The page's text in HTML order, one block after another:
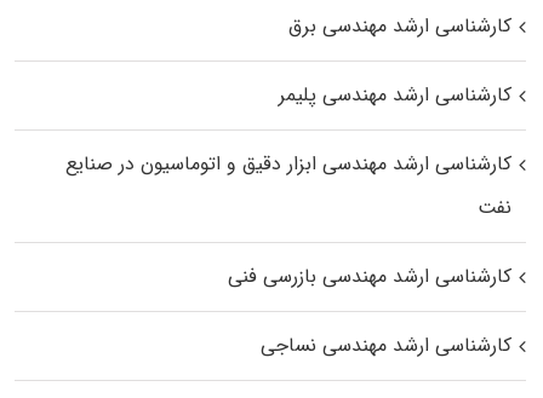
کارشناسی ارشد مهندسی برق
کارشناسی ارشد مهندسی پلیمر
کارشناسی ارشد مهندسی ابزار دقیق و اتوماسیون در صنایع
نفت
کارشناسی ارشد مهندسی بازرسی فنی
کارشناسی ارشد مهندسی نساجی